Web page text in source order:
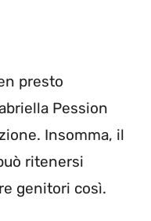
presto
Pession
Insomma, il
ritenersi
genitori così.